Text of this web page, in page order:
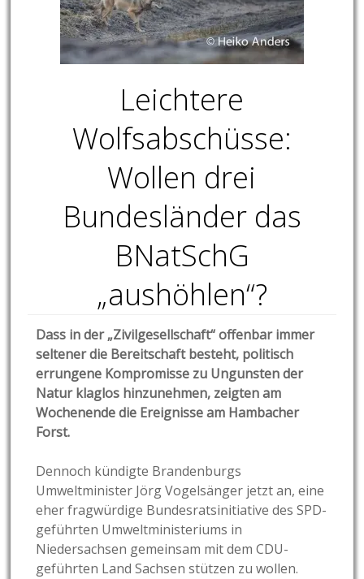
Leichtere
Wolfsabschüsse:
Wollen drei
Bundesländer das
BNatSchG
„aushöhlen“?
Dass in der „Zivilgesellschaft“ offenbar immer
seltener die Bereitschaft besteht, politisch
errungene Kompromisse zu Ungunsten der
Natur klaglos hinzunehmen, zeigten am
Wochenende die Ereignisse am Hambacher
Forst.
Dennoch kündigte Brandenburgs
Umweltminister Jörg Vogelsänger jetzt an, eine
eher fragwürdige Bundesratsinitiative des SPD-
geführten Umweltministeriums in
Niedersachsen gemeinsam mit dem CDU-
geführten Land Sachsen stützen zu wollen.